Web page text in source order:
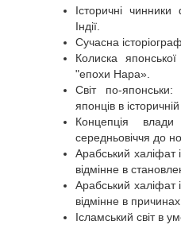
Історичні чинники
Індії.
Сучасна
Колиска японської
"епохи Нара».
Світ по-японськи:
японців в
Концепція
середньовіччя до
Арабський халіфат
відмінне в
Арабський халіфат
відмінне в
Ісламський світ в